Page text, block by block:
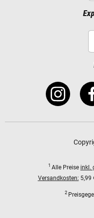
1 Alle Preise inkl.
Versandkosten: 5,99
2